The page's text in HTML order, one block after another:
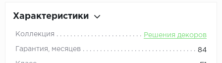
Характеристики
Коллекция Решения декоров
Гарантия, месяцев 84